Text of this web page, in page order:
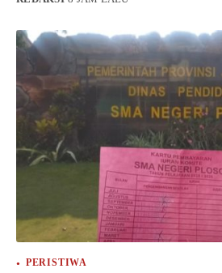
PERISTIWA